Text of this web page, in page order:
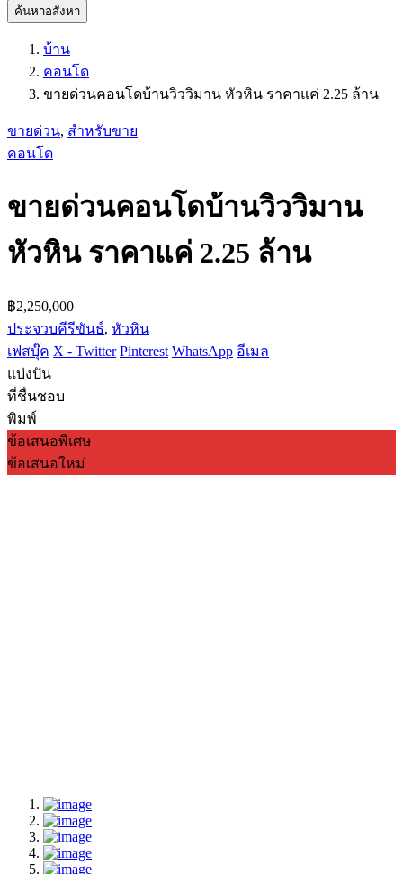
ค้นหาอสังหา
บ้าน
คอนโด
ขายด่วนคอนโดบ้านวิววิมาน หัวหิน ราคาแค่ 2.25 ล้าน
ขายด่วน, สำหรับขาย
คอนโด
ขายด่วนคอนโดบ้านวิววิมาน
หัวหิน ราคาแค่ 2.25 ล้าน
฿2,250,000
ประจวบคีรีขันธ์, หัวหิน
เฟสบุ๊ค X - Twitter Pinterest WhatsApp อีเมล
แบ่งปัน
ที่ชื่นชอบ
พิมพ์
ข้อเสนอพิเศษ
ข้อเสนอใหม่